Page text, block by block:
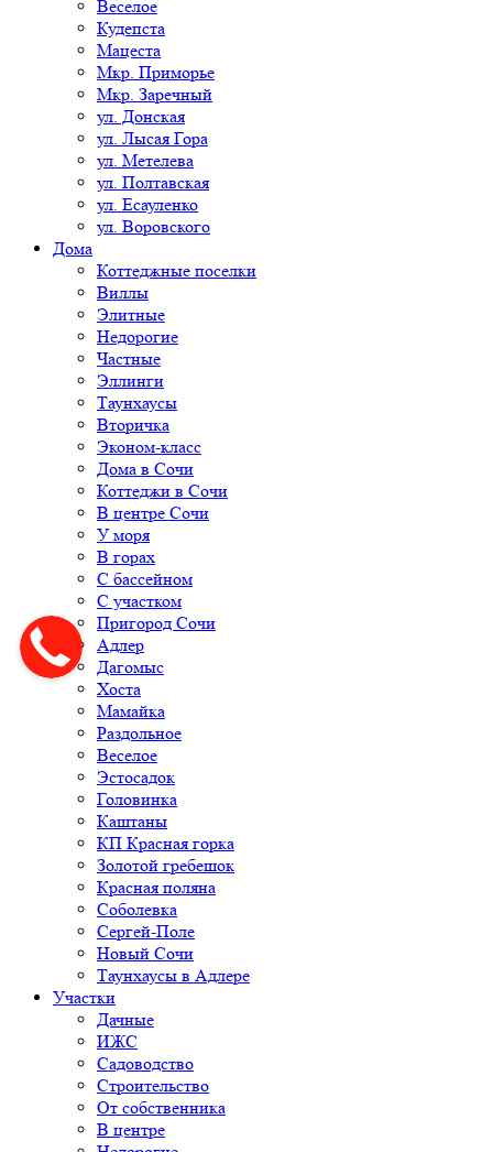
Веселое
Кудепста
Мацеста
Мкр. Приморье
Мкр. Заречный
ул. Донская
ул. Лысая Гора
ул. Метелева
ул. Полтавская
ул. Есауленко
ул. Воровского
Дома
Коттеджные поселки
Виллы
Элитные
Недорогие
Частные
Эллинги
Таунхаусы
Вторичка
Эконом-класс
Дома в Сочи
Коттеджи в Сочи
В центре Сочи
У моря
В горах
С бассейном
С участком
Пригород Сочи
Адлер
Дагомыс
Хоста
Мамайка
Раздольное
Веселое
Эстосадок
Головинка
Каштаны
КП Красная горка
Золотой гребешок
Красная поляна
Соболевка
Сергей-Поле
Новый Сочи
Таунхаусы в Адлере
Участки
Дачные
ИЖС
Садоводство
Строительство
От собственника
В центре